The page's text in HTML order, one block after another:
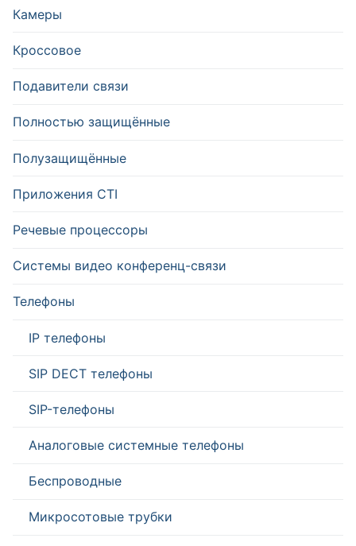
Камеры
Кроссовое
Подавители связи
Полностью защищённые
Полузащищённые
Приложения CTI
Речевые процессоры
Системы видео конференц-связи
Телефоны
IP телефоны
SIP DECT телефоны
SIP-телефоны
Аналоговые системные телефоны
Беспроводные
Микросотовые трубки